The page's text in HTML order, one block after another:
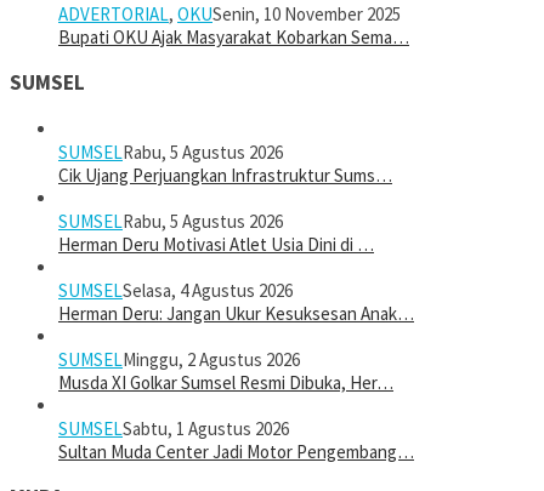
ADVERTORIAL, OKUSenin, 10 November 2025
Bupati OKU Ajak Masyarakat Kobarkan Sema…
SUMSEL
SUMSELRabu, 5 Agustus 2026
Cik Ujang Perjuangkan Infrastruktur Sums…
SUMSELRabu, 5 Agustus 2026
Herman Deru Motivasi Atlet Usia Dini di …
SUMSELSelasa, 4 Agustus 2026
Herman Deru: Jangan Ukur Kesuksesan Anak…
SUMSELMinggu, 2 Agustus 2026
Musda XI Golkar Sumsel Resmi Dibuka, Her…
SUMSELSabtu, 1 Agustus 2026
Sultan Muda Center Jadi Motor Pengembang…